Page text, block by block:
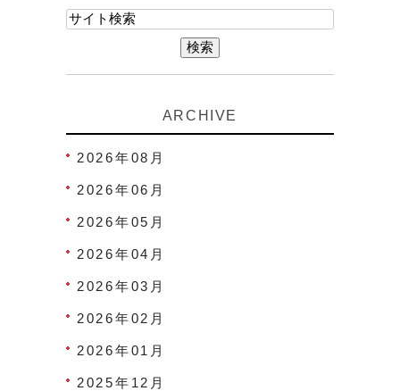
ARCHIVE
2026年08月
2026年06月
2026年05月
2026年04月
2026年03月
2026年02月
2026年01月
2025年12月